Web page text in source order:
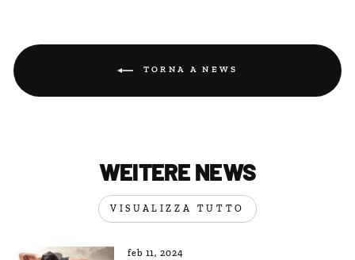
TORNA A NEWS
WEITERE NEWS
VISUALIZZA TUTTO
feb 11, 2024